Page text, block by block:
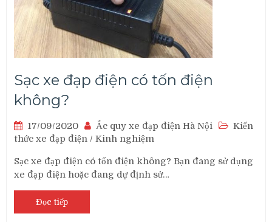
Sạc xe đạp điện có tốn điện
không?
17/09/2020 Ắc quy xe đạp điện Hà Nội
Kiến
thức xe đạp điện /Kinh nghiệm
Sạc xe đạp điện có tốn điện không? Bạn đang sử dụng
xe đạp điện hoặc đang dự định sử…
Đọc tiếp